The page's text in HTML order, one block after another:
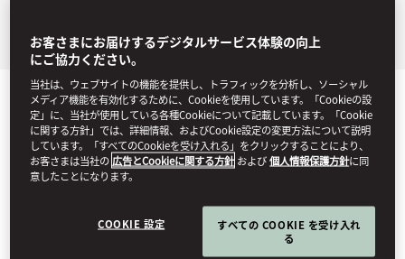
お客さまにお届けするデジタルサービス体験の向上
にご協力ください。
当社は、ウェブサイトの機能を提供し、トラフィックを分析し、ソーシャル
メディア機能を有効化するために、Cookieを使用しています。「Cookieの設
定」に、当社が使用している各種Cookieについて記載しています。「Cookie
に関する方針」では、詳細情報、およびCookie設定の変更方法について説明
しています。「すべてのCookieを受け入れる」をクリックすることにより、
お客さまは当社の 広告とCookieに関する方針 および個人情報保護方針に同
意したことになります。
COOKIE 設定
すべての COOKIE を受け入れ
る